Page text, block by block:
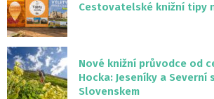
Cestovatelské knižní tipy
Nové knižní průvodce od
Hocka: Jeseníky a Severní
Slovenskem